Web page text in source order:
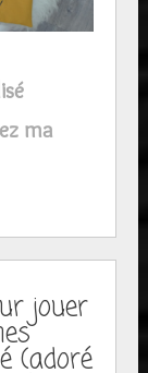
ma
jouer
(adoré